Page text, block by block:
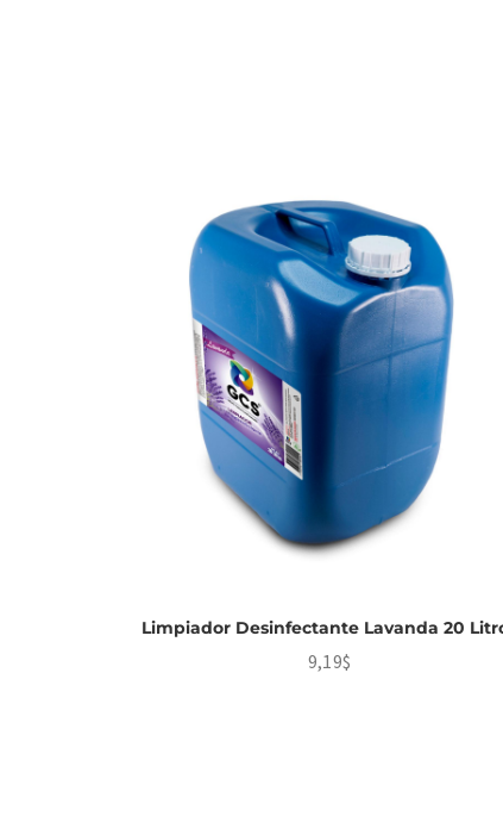
Limpiador Desinfectante Lavanda 20
9,19$